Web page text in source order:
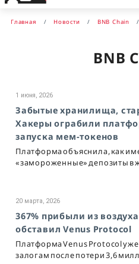
Главная Новости BNB Chain
BNB
1 июня, 2026
Забытые хранилища,
Хакеры ограбили
запуска мем-токенов
Платформа объяснила, как
«замороженные» депозиты в
20 марта, 2026
367% прибыли из
обставил Venus Protocol
Платформа Venus Protocol
залогам после потери 3,6